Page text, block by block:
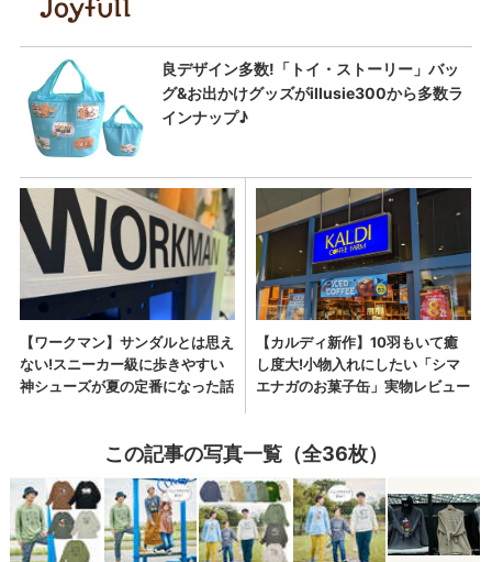
この記事の写真一覧（全36枚）